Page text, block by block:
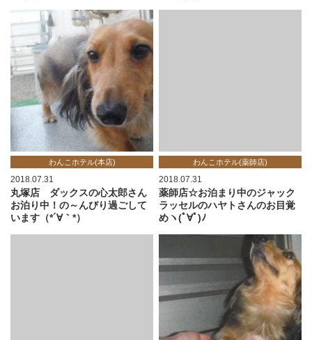
わんこホテル(本店)
2018.07.31
丸塚店 ダックスの心太郎さん
お泊り中！の～んびり過ごして
います（*´∀｀*）
わんこホテル(薬師店)
2018.07.31
薬師店☆お泊まり中のジャック
ラッセルのハヤトさんのお目覚
めヽ(ﾟ∀ﾟ)ﾉ